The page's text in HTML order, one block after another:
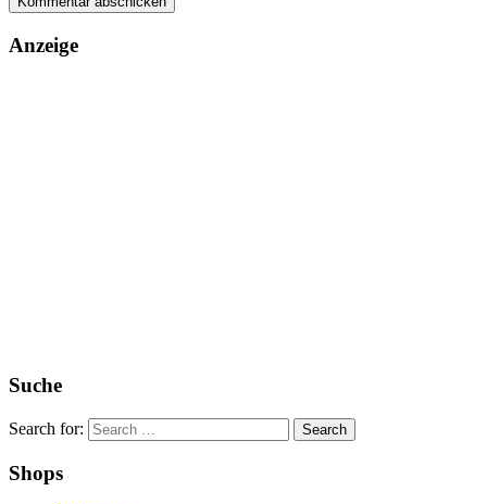
Anzeige
Suche
Search for:
Shops